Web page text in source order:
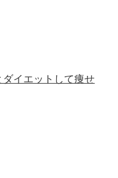
イエットして痩せ